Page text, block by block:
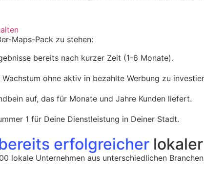
Maps-Pack zu stehen:
bereits nach kurzer Zeit (1-6 Monate).
ohne aktiv in bezahlte Werbung zu
auf, das für Monate und Jahre Kunden liefert.
1 für Deine Dienstleistung in Deiner Stadt.
erfolgreicher
lokale Unternehmen aus unterschiedlichen